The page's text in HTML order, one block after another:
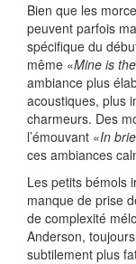
Bien que les
peuvent parfois
spécifique du
même «Mine is
ambiance plus
acoustiques, plus
charmeurs. Des
l’émouvant «In
ces ambiances
Les petits bémols
manque de prise
de complexité
Anderson,
subtilement plus